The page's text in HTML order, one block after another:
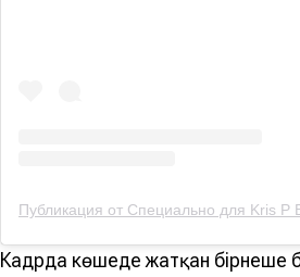
Публикация от Специально для Kris P
Кадрда көшеде жатқан бірнеше